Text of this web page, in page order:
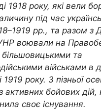
1918 року, які вели
під час
рр., та разом з
воювали на
більшовицькими та
військами в
1919 року. З пізньої
активних бойових дій,
своє існування.